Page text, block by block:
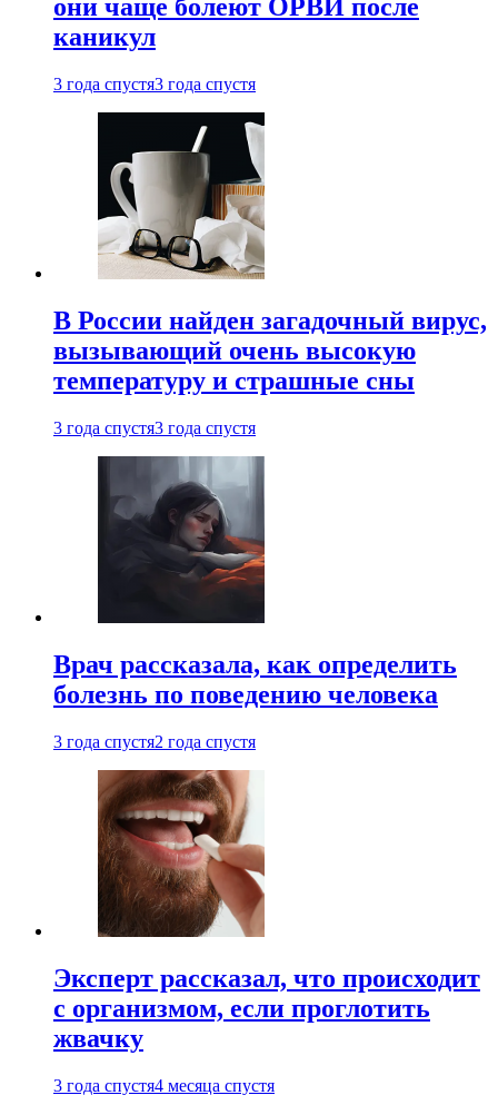
они чаще болеют ОРВИ после
каникул
3 года спустя3 года спустя
В России найден загадочный вирус,
вызывающий очень высокую
температуру и страшные сны
3 года спустя3 года спустя
Врач рассказала, как определить
болезнь по поведению человека
3 года спустя2 года спустя
Эксперт рассказал, что происходит
с организмом, если проглотить
жвачку
3 года спустя4 месяца спустя